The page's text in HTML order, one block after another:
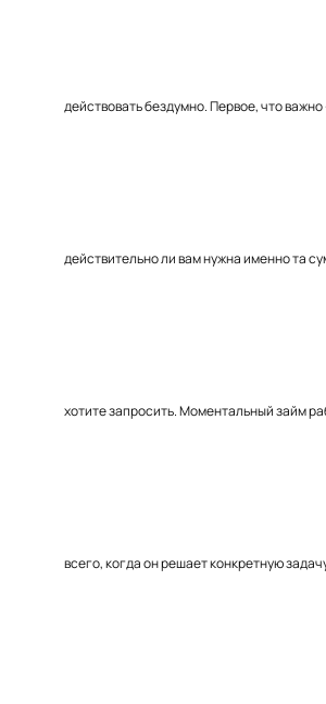
действовать бездумно. Первое, что
действительно ли вам нужна именно та
хотите запросить. Моментальный займ
всего, когда он решает конкретную